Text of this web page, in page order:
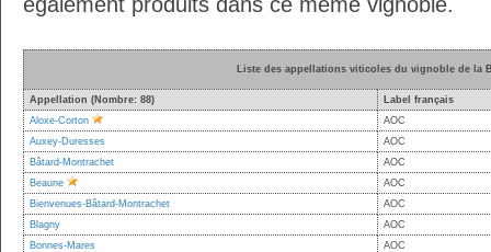
Liste des appellations viticoles du vignoble de la
Appellation (Nombre: 88)
Label français
Aloxe-Corton
AOC
Auxey-Duresses
AOC
Bâtard-Montrachet
AOC
Beaune
AOC
Bienvenues-Bâtard-Montrachet
AOC
Blagny
AOC
Bonnes-Mares
AOC